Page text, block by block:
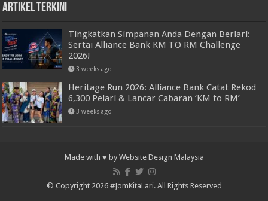
Artikel Terkini
Tingkatkan Simpanan Anda Dengan Berlari:
Sertai Alliance Bank KM TO RM Challenge
2026!
3 weeks ago
Heritage Run 2026: Alliance Bank Catat Rekod
6,300 Pelari & Lancar Cabaran ‘KM to RM’
3 weeks ago
Made with ♥ by Website Design Malaysia
© Copyright 2026 #JomKitaLari. All Rights Reserved